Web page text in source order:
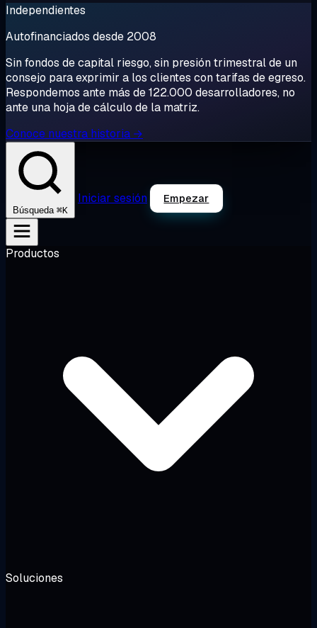
Independientes
Autofinanciados desde 2008
Sin fondos de capital riesgo, sin presión trimestral de un
consejo para exprimir a los clientes con tarifas de egreso.
Respondemos ante más de 122.000 desarrolladores, no
ante una hoja de cálculo de la matriz.
Conoce nuestra historia →
Búsqueda ⌘K
Iniciar sesión Empezar
Productos
Soluciones